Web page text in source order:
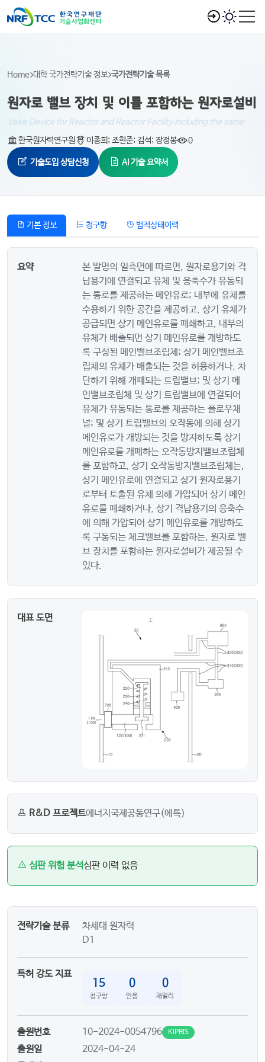
Home 대학 국가전략기술 정보 국가전략기술 목록
원자로 밸브 장치 및 이를 포함하는 원자로설비
Valve Device for Reactor and Reactor Facility including the same
한국원자력연구원
이종희; 조현준; 김석; 장정봉 0
기술도입 상담신청 AI 기술 요약서
기본 정보 청구항 법적상태이력
요약
본 발명의 일측면에 따르면, 원자로용기와 격
납용기에 연결되고 유체 및 응축수가 유동되
는 통로를 제공하는 메인유로; 내부에 유체를
수용하기 위한 공간을 제공하고, 상기 유체가
공급되면 상기 메인유로를 폐쇄하고, 내부의
유체가 배출되면 상기 메인유로를 개방하도
록 구성된 메인밸브조립체; 상기 메인밸브조
립체의 유체가 배출되는 것을 허용하거나, 차
단하기 위해 개폐되는 트립밸브; 및 상기 메
인밸브조립체 및 상기 트립밸브에 연결되어
유체가 유동되는 통로를 제공하는 플로우채
널; 및 상기 트립밸브의 오작동에 의해 상기
메인유로가 개방되는 것을 방지하도록 상기
메인유로를 개폐하는 오작동방지밸브조립체
를 포함하고, 상기 오작동방지밸브조립체는,
상기 메인유로에 연결되고 상기 원자로용기
로부터 토출된 유체 의해 가압되어 상기 메인
유로를 폐쇄하거나, 상기 격납용기의 응축수
에 의해 가압되어 상기 메인유로를 개방하도
록 구동되는 체크밸브를 포함하는, 원자로 밸
브 장치를 포함하는 원자로설비가 제공될 수
있다.
대표 도면
R&D 프로젝트에너지국제공동연구(에특)
심판 위험 분석심판 이력 없음
전략기술 분류
차세대 원자력
D1
특허 강도 지표
15
청구항
0
인용
0
패밀리
출원번호 10-2024-0054796 KIPRIS
출원일
2024-04-24